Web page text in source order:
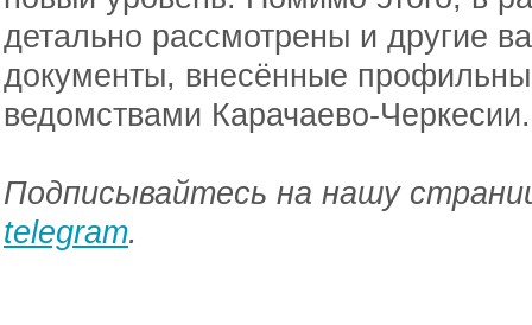
детально рассмотрены и другие
документы, внесённые
ведомствами Карачаево-Черкесии.
Подписывайтесь на нашу
telegram.